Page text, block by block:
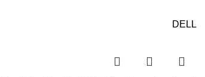
DELL